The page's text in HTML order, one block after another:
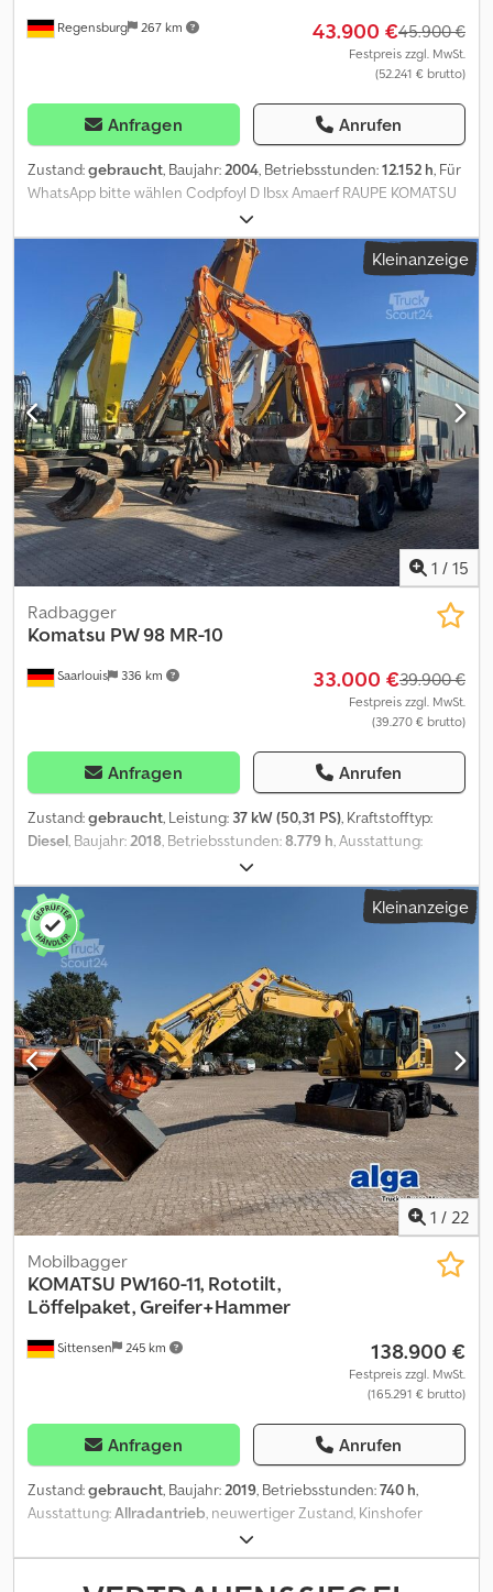
Regensburg 267 km 43.900 €45.900 €
Festpreis zzgl. MwSt.
(52.241 € brutto)
Anfragen Anrufen
Zustand:gebraucht, Baujahr:2004, Betriebsstunden:12.152 h, Für
WhatsApp bitte wählen Codpfoyl D Ibsx Amaerf RAUPE KOMATSU
D85PX-15 mit MOTORSCHADEN Gewicht: ca. 27.550 kg Baujahr:
2004 - Betriebsstunden: ca. 12.152 h Klimaanlage Sitzheizung Radio
Kettenbreite: 910 mm Maschinenbreite : ca. 3.420 mm
Änderungen, Zwischenverkauf und Irrtümer sind ausdrücklich
vorbehalten. Die Beschreibung dient der allgemeinen
Identifizierung des Fahrzeuges und stellt keine Gewährleistung
im kaufrechtlichen Sinne dar. Ausschlaggebend ist die
Beschreibung gemäß Kaufvertrag. Unser Angebot ist generell
ohne neue TÜV-Abnahme. Falls neue TÜV-Abnahme erwünscht,
unterbreiten wir Ihnen gerne ein Angebot unserer
Partnerwerkstätten! Fahrzeug kann mit Werbung beklebt
und/oder beschriftet sein. Es gelten unsere allgemeinen Liefer-
und Zahlungsbedingungen.
Kleinanzeige
1 / 15
Saarlouis 336 km
Radbagger
Komatsu PW 98 MR-10
33.000 €39.900 €
Festpreis zzgl. MwSt.
(39.270 € brutto)
Anfragen Anrufen
Zustand:gebraucht, Leistung: 37 kW (50,31 PS), Kraftstofftyp:
Diesel, Baujahr:2018, Betriebsstunden:8.779 h, Ausstattung:
, = Weitere Optionen und Zubehör = - Klimaanlage =
Anmerkungen = Komatsu PW 98 MR-10 2 x Pratzen
Berstellausleger Schwenkarm 3 x Tieflöffel 1 x Böschungslöffel 1 x
Palettengabel Crjdsypt Hhopfx Amasf Interne Nummer : 26E0
CENTRAL_LUBRICANT_APPLICATION
QUICK_CHANGE_ATTACHMENT = Weitere Informationen =
Antrieb: Rad Leergewicht: 10.500 kg
Kleinanzeige
1 / 22
Sittensen 245 km
Mobilbagger
KOMATSU PW160-11, Rototilt,
Löffelpaket, Greifer+Hammer
138.900 €
Festpreis zzgl. MwSt.
(165.291 € brutto)
Anfragen Anrufen
Zustand:gebraucht, Baujahr:2019, Betriebsstunden:740 h,
Ausstattung:Allradantrieb, neuwertiger Zustand, Kinshofer
Rototilt aus 2024, Löffelpaket mit 3 Löffeln / ca. 2000mm
Grabenschaufel - ca. 600 + 1200mm Tieflöffel, Verstellausleger,
Stiel ca. 2500 mm, Schild 2550 mm, Pratzenabstützung vorne,